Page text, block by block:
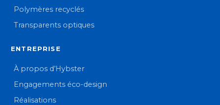
Polymères recyclés
Transparents optiques
ENTREPRISE
À propos d’Hybster
Engagements éco-design
Réalisations